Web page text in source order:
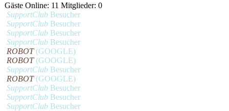
Gäste Online: 11 Mitglieder: 0
SupportClub Besucher
SupportClub Besucher
SupportClub Besucher
SupportClub Besucher
ROBOT(GOOGLE)
ROBOT(GOOGLE)
SupportClub Besucher
ROBOT(GOOGLE)
SupportClub Besucher
SupportClub Besucher
SupportClub Besucher